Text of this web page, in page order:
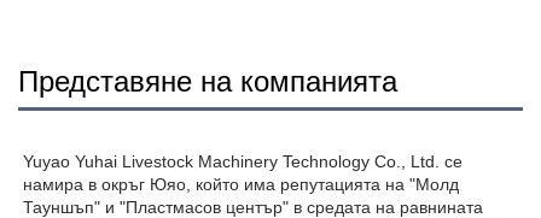
Представяне на компанията
Yuyao Yuhai Livestock Machinery Technology Co., Ltd. се
намира в окръг Юяо, който има репутацията на "Молд
Тауншъп" и "Пластмасов център" в средата на равнината